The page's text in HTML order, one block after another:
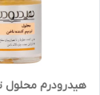
هیدرودرم محلول